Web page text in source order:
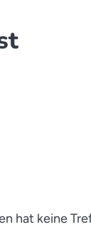
hat keine